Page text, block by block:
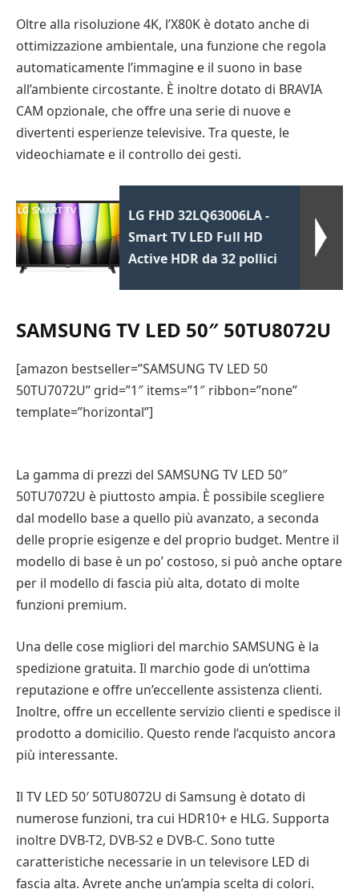
Oltre alla risoluzione 4K, l’X80K è dotato anche di
ottimizzazione ambientale, una funzione che regola
automaticamente l’immagine e il suono in base
all’ambiente circostante. È inoltre dotato di BRAVIA
CAM opzionale, che offre una serie di nuove e
divertenti esperienze televisive. Tra queste, le
videochiamate e il controllo dei gesti.
LG FHD 32LQ63006LA -
Smart TV LED Full HD
Active HDR da 32 pollici
SAMSUNG TV LED 50″ 50TU8072U
[amazon bestseller=”SAMSUNG TV LED 50
50TU7072U” grid=”1″ items=”1″ ribbon=”none”
template=”horizontal”]
La gamma di prezzi del SAMSUNG TV LED 50″
50TU7072U è piuttosto ampia. È possibile scegliere
dal modello base a quello più avanzato, a seconda
delle proprie esigenze e del proprio budget. Mentre il
modello di base è un po’ costoso, si può anche optare
per il modello di fascia più alta, dotato di molte
funzioni premium.
Una delle cose migliori del marchio SAMSUNG è la
spedizione gratuita. Il marchio gode di un’ottima
reputazione e offre un’eccellente assistenza clienti.
Inoltre, offre un eccellente servizio clienti e spedisce il
prodotto a domicilio. Questo rende l’acquisto ancora
più interessante.
Il TV LED 50′ 50TU8072U di Samsung è dotato di
numerose funzioni, tra cui HDR10+ e HLG. Supporta
inoltre DVB-T2, DVB-S2 e DVB-C. Sono tutte
caratteristiche necessarie in un televisore LED di
fascia alta. Avrete anche un’ampia scelta di colori.